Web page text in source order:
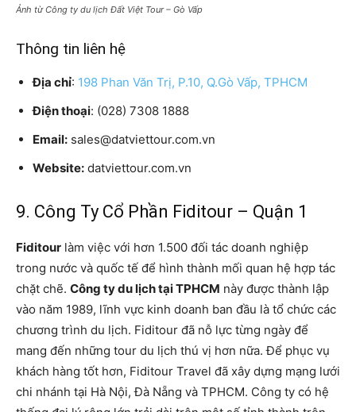
Ảnh từ Công ty du lịch Đất Việt Tour – Gò Vấp
Thông tin liên hệ
Địa chỉ: 198 Phan Văn Trị, P.10, Q.Gò Vấp, TPHCM
Điện thoại: (028) 7308 1888
Email: sales@datviettour.com.vn
Website: datviettour.com.vn
9. Công Ty Cổ Phần Fiditour – Quận 1
Fiditour làm việc với hơn 1.500 đối tác doanh nghiệp
trong nước và quốc tế để hình thành mối quan hệ hợp tác
chặt chẽ. Công ty du lịch tại TPHCM này được thành lập
vào năm 1989, lĩnh vực kinh doanh ban đầu là tổ chức các
chương trình du lịch. Fiditour đã nỗ lực từng ngày để
mang đến những tour du lịch thú vị hơn nữa. Để phục vụ
khách hàng tốt hơn, Fiditour Travel đã xây dựng mạng lưới
chi nhánh tại Hà Nội, Đà Nẵng và TPHCM. Công ty có hệ